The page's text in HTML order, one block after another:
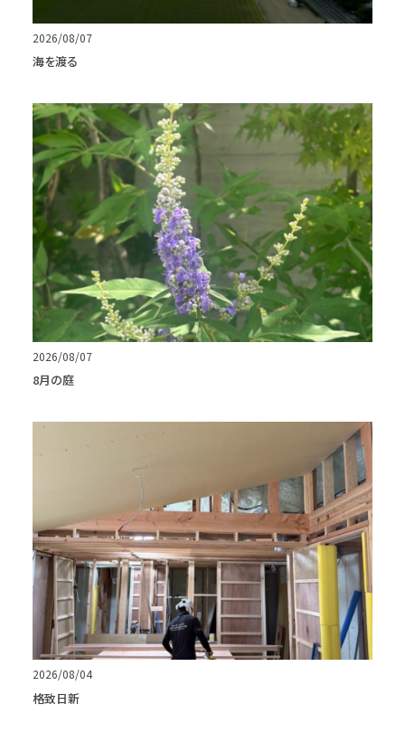
2026/08/07
海を渡る
2026/08/07
8月の庭
2026/08/04
格致日新